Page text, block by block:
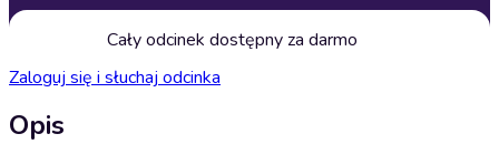
Cały odcinek dostępny za darmo
Zaloguj się i słuchaj odcinka
Opis